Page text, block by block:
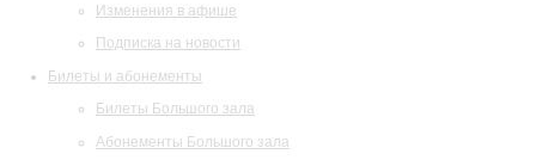
Изменения в афише
Подписка на новости
Билеты и абонементы
Билеты Большого зала
Абонементы Большого зала